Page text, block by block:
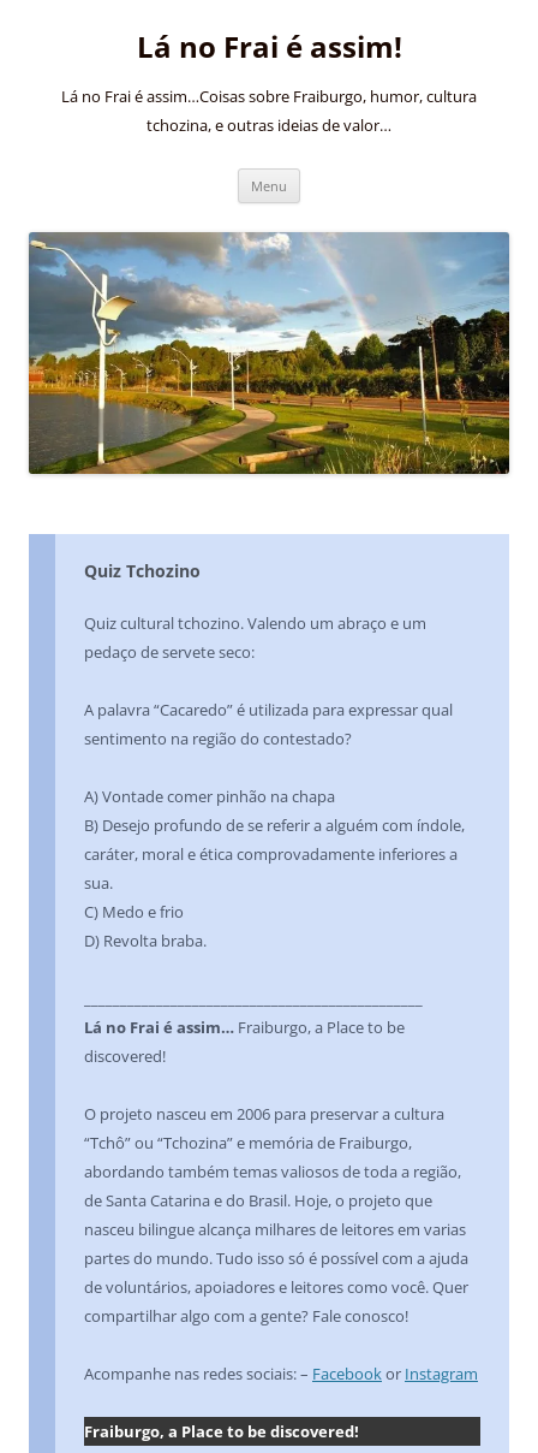
Lá no Frai é assim!
Lá no Frai é assim…Coisas sobre Fraiburgo, humor, cultura
tchozina, e outras ideias de valor…
Menu
Quiz Tchozino
Quiz cultural tchozino. Valendo um abraço e um
pedaço de servete seco:
A palavra “Cacaredo” é utilizada para expressar qual
sentimento na região do contestado?
A) Vontade comer pinhão na chapa
B) Desejo profundo de se referir a alguém com índole,
caráter, moral e ética comprovadamente inferiores a
sua.
C) Medo e frio
D) Revolta braba.
Lá no Frai é assim… Fraiburgo, a Place to be
discovered!
O projeto nasceu em 2006 para preservar a cultura
“Tchô” ou “Tchozina” e memória de Fraiburgo,
abordando também temas valiosos de toda a região,
de Santa Catarina e do Brasil. Hoje, o projeto que
nasceu bilingue alcança milhares de leitores em varias
partes do mundo. Tudo isso só é possível com a ajuda
de voluntários, apoiadores e leitores como você. Quer
compartilhar algo com a gente? Fale conosco!
Acompanhe nas redes sociais: – Facebookor Instagram
Fraiburgo, a Place to be discovered!